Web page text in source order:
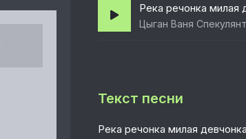
Река речонка милая
Цыган Ваня Спекулянт
Текст песни
Река речонка милая девчонка